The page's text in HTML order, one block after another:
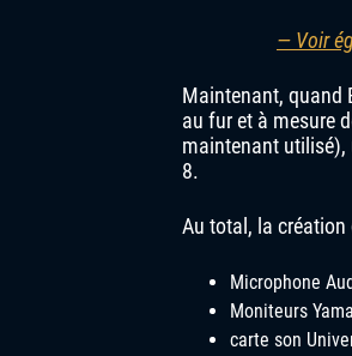
— Voir
Maintenant, quand
au fur et à mesure
maintenant utilisé),
8.
Au total, la création
Microphone
Moniteurs
carte son